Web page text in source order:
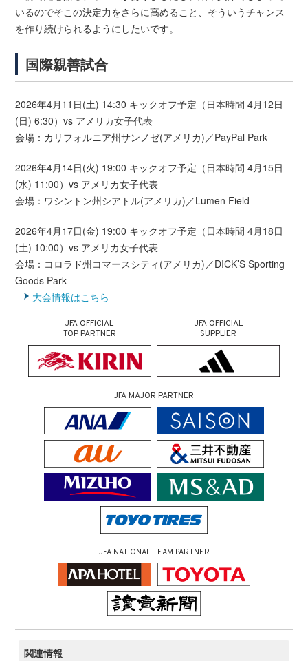
いるのでそこの決定力をさらに高めること、そういうチャンス
を作り続けられるようにしたいです。
国際親善試合
2026年4月11日(土) 14:30 キックオフ予定（日本時間 4月12日
(日) 6:30）vs アメリカ女子代表
会場：カリフォルニア州サンノゼ(アメリカ)／PayPal Park
2026年4月14日(火) 19:00 キックオフ予定（日本時間 4月15日
(水) 11:00）vs アメリカ女子代表
会場：ワシントン州シアトル(アメリカ)／Lumen Field
2026年4月17日(金) 19:00 キックオフ予定（日本時間 4月18日
(土) 10:00）vs アメリカ女子代表
会場：コロラド州コマースシティ(アメリカ)／DICK’S Sporting
Goods Park
大会情報はこちら
JFA OFFICIAL
TOP PARTNER
JFA OFFICIAL
SUPPLIER
JFA MAJOR PARTNER
JFA NATIONAL TEAM PARTNER
関連情報